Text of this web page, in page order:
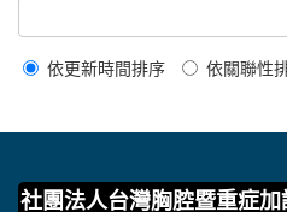
依更新時間排序 依關聯性
社團法人台灣胸腔暨重症